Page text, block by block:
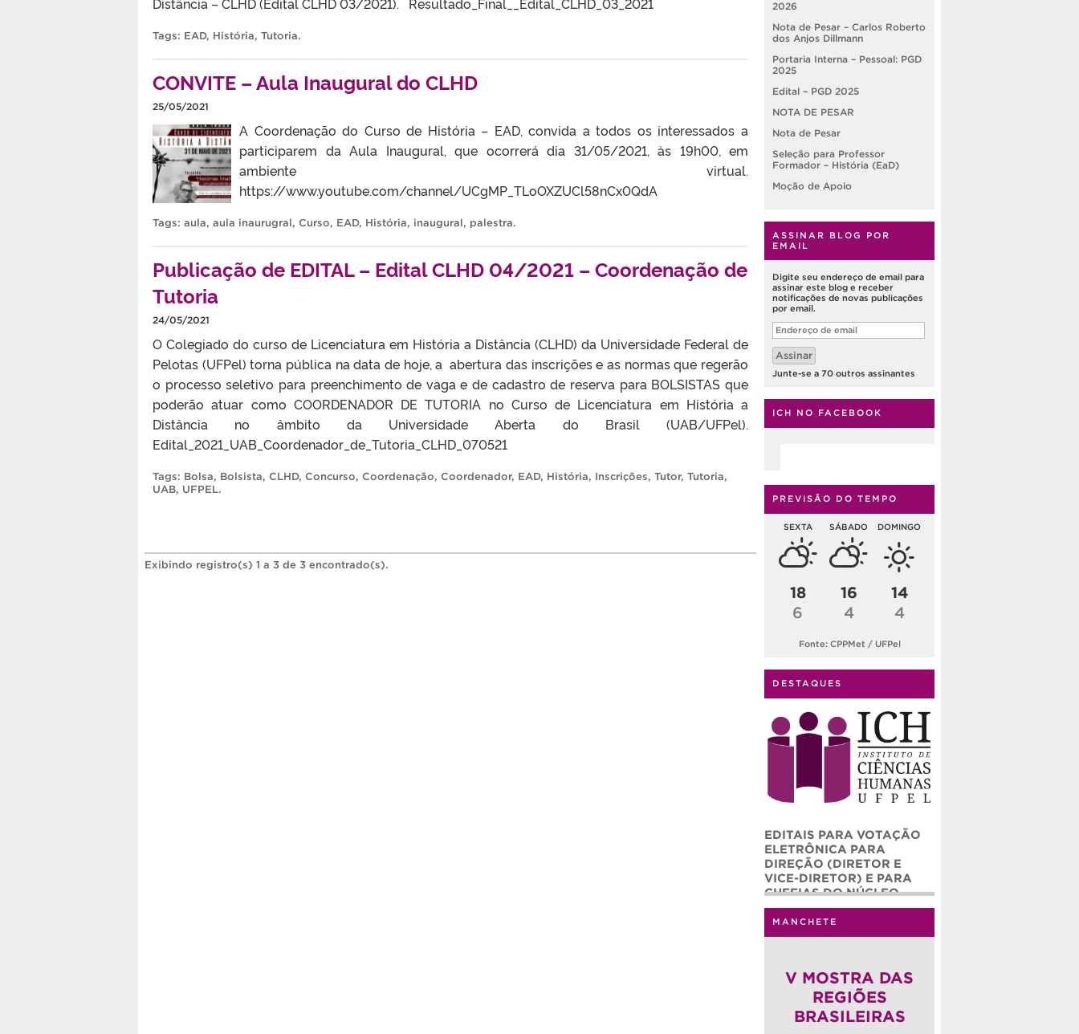
Tags: EAD, História, Tutoria.
CONVITE – Aula Inaugural do CLHD
25/05/2021
A Coordenação do Curso de História – EAD, convida a todos os interessados a
participarem da Aula Inaugural, que ocorrerá dia 31/05/2021, às 19h00, em
ambiente virtual.
https://www.youtube.com/channel/UCgMP_TLoOXZUCl58nCx0QdA
Tags: aula, aula inaurugral, Curso, EAD, História, inaugural, palestra.
Publicação de EDITAL – Edital CLHD 04/2021 – Coordenação de
Tutoria
24/05/2021
O Colegiado do curso de Licenciatura em História a Distância (CLHD) da Universidade Federal de
Pelotas (UFPel) torna pública na data de hoje, a abertura das inscrições e as normas que regerão
o processo seletivo para preenchimento de vaga e de cadastro de reserva para BOLSISTAS que
poderão atuar como COORDENADOR DE TUTORIA no Curso de Licenciatura em História a
Distância no âmbito da Universidade Aberta do Brasil (UAB/UFPel).
Edital_2021_UAB_Coordenador_de_Tutoria_CLHD_070521
Tags: Bolsa, Bolsista, CLHD, Concurso, Coordenação, Coordenador, EAD, História, Inscrições, Tutor, Tutoria,
UAB, UFPEL.
Exibindo registro(s) 1 a 3 de 3 encontrado(s).
2026
Nota de Pesar – Carlos Roberto
dos Anjos Dillmann
Portaria Interna – Pessoal: PGD
2025
Edital – PGD 2025
NOTA DE PESAR
Nota de Pesar
Seleção para Professor
Formador – História (EaD)
Moção de Apoio
ASSINAR BLOG POR
EMAIL
Digite seu endereço de email para
assinar este blog e receber
notificações de novas publicações
por email.
Endereço
de
email
Assinar
Junte-se a 70 outros assinantes
ICH NO FACEBOOK
PREVISÃO DO TEMPO
SEXTA
18
6
SÁBADO
16
4
DOMINGO
14
4
Fonte: CPPMet / UFPel
DESTAQUES
EDITAIS PARA VOTAÇÃO
ELETRÔNICA PARA
DIREÇÃO (DIRETOR E
VICE-DIRETOR) E PARA
CHEFIAS DO NÚCLEO
ADMINISTRATIVO (CHEFE
E CHEFE ADJUNTO) DO
INSTITUTO DE CIÊNCIAS
MANCHETE
V MOSTRA DAS
REGIÕES
BRASILEIRAS